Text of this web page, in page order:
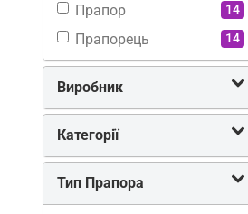
Прапор 14
Прапорець 14
Виробник
Категорії
Тип Прапора